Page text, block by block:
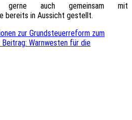
gerne auch gemeinsam mit
bereits in Aussicht gestellt.
zur Grundsteuerreform zum
Warnwesten für die